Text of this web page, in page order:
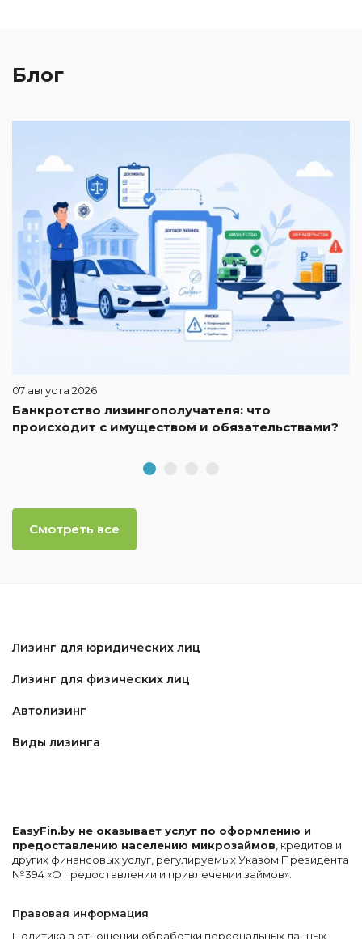
Блог
07 августа 2026
Банкротство лизингополучателя: что
происходит с имуществом и обязательствами?
Смотреть все
Лизинг для юридических лиц
Лизинг для физических лиц
Автолизинг
Виды лизинга
EasyFin.by не оказывает услуг по оформлению и
предоставлению населению микрозаймов , кредитов и
других финансовых услуг, регулируемых Указом Президента
№394 «О предоставлении и привлечении займов».
Правовая информация
Политика в отношении обработки персональных данных